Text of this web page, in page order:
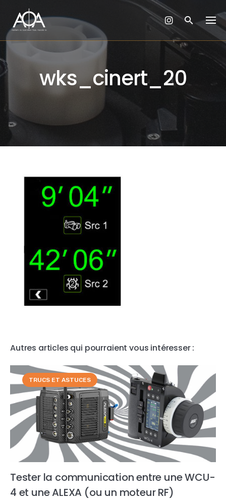
content
wks_cinert_20
Autres articles qui pourraient vous intéresser :
TRUCS ET ASTUCES
Tester la communication entre une WCU-
4 et une ALEXA (ou un moteur RF)